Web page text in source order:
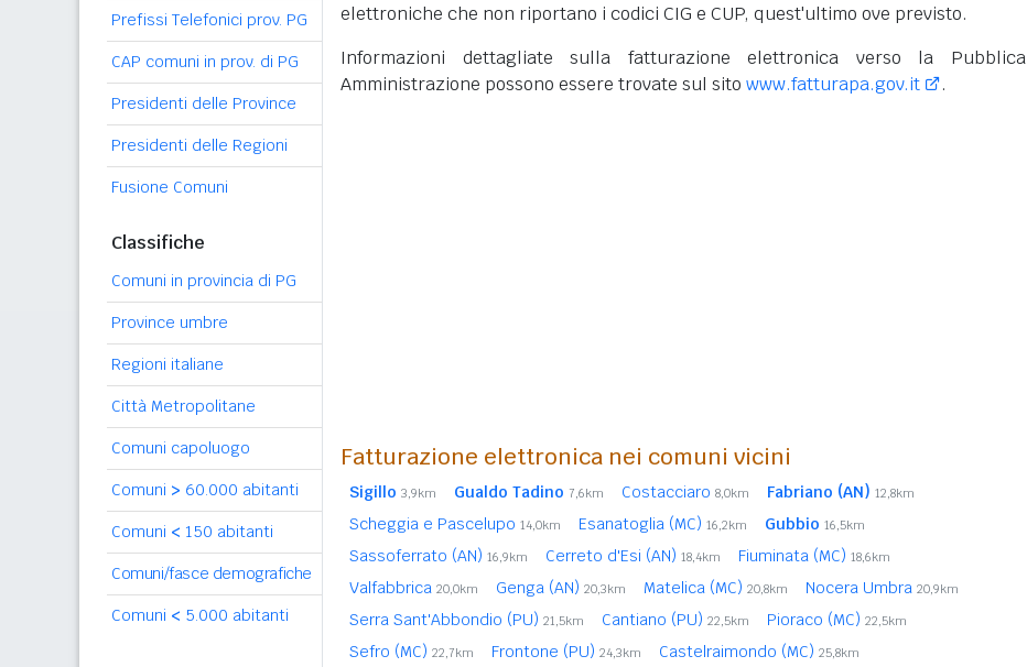
Prefissi Telefonici prov. PG
CAP comuni in prov. di PG
Presidenti delle Province
Presidenti delle Regioni
Fusione Comuni
Classifiche
Comuni in provincia di PG
Province umbre
Regioni italiane
Città Metropolitane
Comuni capoluogo
Comuni > 60.000 abitanti
Comuni < 150 abitanti
Comuni/fasce demografiche
Comuni < 5.000 abitanti
elettroniche che non riportano i codici CIG e CUP, quest'ultimo ove previsto.
Informazioni dettagliate sulla fatturazione elettronica verso la Pubblica
Amministrazione possono essere trovate sul sito www.fatturapa.gov.it .
Fatturazione elettronica nei comuni vicini
Sigillo 3,9km Gualdo Tadino 7,6km Costacciaro 8,0km Fabriano (AN) 12,8km
Scheggia e Pascelupo 14,0km Esanatoglia (MC) 16,2km Gubbio 16,5km
Sassoferrato (AN) 16,9km Cerreto d'Esi (AN) 18,4km Fiuminata (MC) 18,6km
Valfabbrica 20,0km Genga (AN) 20,3km Matelica (MC) 20,8km Nocera Umbra 20,9km
Serra Sant'Abbondio (PU) 21,5km Cantiano (PU) 22,5km Pioraco (MC) 22,5km
Sefro (MC) 22,7km Frontone (PU) 24,3km Castelraimondo (MC) 25,8km